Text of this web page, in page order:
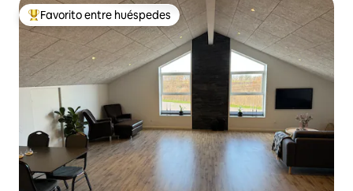
De los mejores en Favorito entre huéspedes
Favorito entre huéspedes